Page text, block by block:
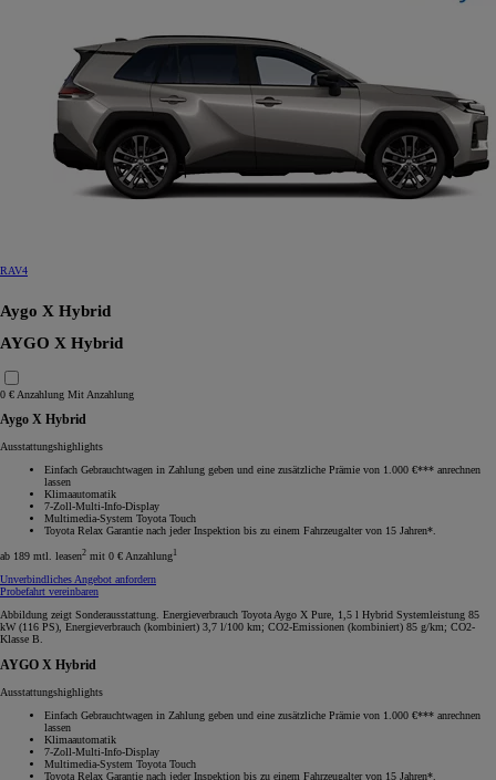
RAV4
Aygo X Hybrid
AYGO X Hybrid
0 € Anzahlung Mit Anzahlung
Aygo X Hybrid
Ausstattungshighlights
Einfach Gebrauchtwagen in Zahlung geben und eine zusätzliche Prämie von 1.000 €*** anrechnen
lassen
Klimaautomatik
7-Zoll-Multi-Info-Display
Multimedia-System Toyota Touch
Toyota Relax Garantie nach jeder Inspektion bis zu einem Fahrzeugalter von 15 Jahren*.
ab 189 mtl. leasen2 mit 0 € Anzahlung1
Unverbindliches Angebot anfordern
Probefahrt vereinbaren
Abbildung zeigt Sonderausstattung. Energieverbrauch Toyota Aygo X Pure, 1,5 l Hybrid Systemleistung 85
kW (116 PS), Energieverbrauch (kombiniert) 3,7 l/100 km; CO2-Emissionen (kombiniert) 85 g/km; CO2-
Klasse B.
AYGO X Hybrid
Ausstattungshighlights
Einfach Gebrauchtwagen in Zahlung geben und eine zusätzliche Prämie von 1.000 €*** anrechnen
lassen
Klimaautomatik
7-Zoll-Multi-Info-Display
Multimedia-System Toyota Touch
Toyota Relax Garantie nach jeder Inspektion bis zu einem Fahrzeugalter von 15 Jahren*.